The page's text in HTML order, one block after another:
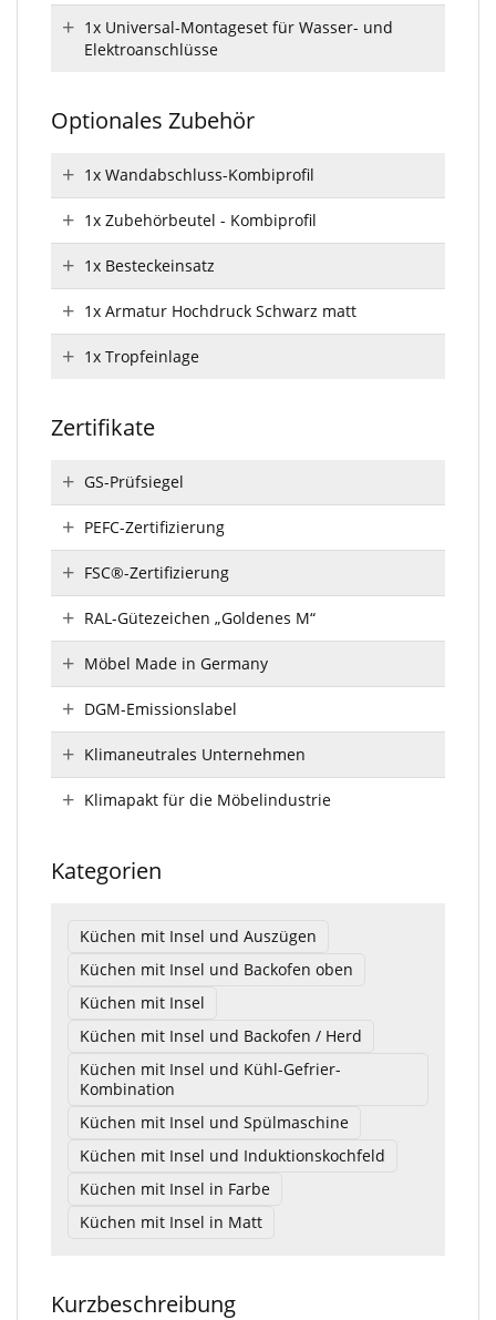
1x Universal-Montageset für Wasser- und
Elektroanschlüsse
Optionales Zubehör
1x Wandabschluss-Kombiprofil
1x Zubehörbeutel - Kombiprofil
1x Besteckeinsatz
1x Armatur Hochdruck Schwarz matt
1x Tropfeinlage
Zertifikate
GS-Prüfsiegel
PEFC-Zertifizierung
FSC®-Zertifizierung
RAL-Gütezeichen „Goldenes M“
Möbel Made in Germany
DGM-Emissionslabel
Klimaneutrales Unternehmen
Klimapakt für die Möbelindustrie
Kategorien
Küchen mit Insel und Auszügen
Küchen mit Insel und Backofen oben
Küchen mit Insel
Küchen mit Insel und Backofen / Herd
Küchen mit Insel und Kühl-Gefrier-
Kombination
Küchen mit Insel und Spülmaschine
Küchen mit Insel und Induktionskochfeld
Küchen mit Insel in Farbe
Küchen mit Insel in Matt
Kurzbeschreibung